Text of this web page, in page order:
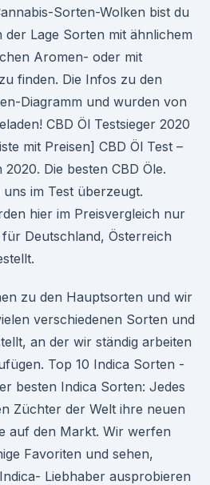
Sorten-Wolken bist du
der Lage Sorten mit ähnlichem
Aromen- oder mit
finden. Die Infos zu den
Diagramm und wurden von
CBD Öl Testsieger 2020
mit Preisen] CBD Öl Test –
Die besten CBD Öle.
im Test überzeugt.
hier im Preisvergleich nur
Deutschland, Österreich
zu den Hauptsorten und wir
verschiedenen Sorten und
an der wir ständig arbeiten
Top 10 Indica Sorten -
besten Indica Sorten: Jedes
Züchter der Welt ihre neuen
auf den Markt. Wir werfen
Favoriten und sehen,
Liebhaber ausprobieren